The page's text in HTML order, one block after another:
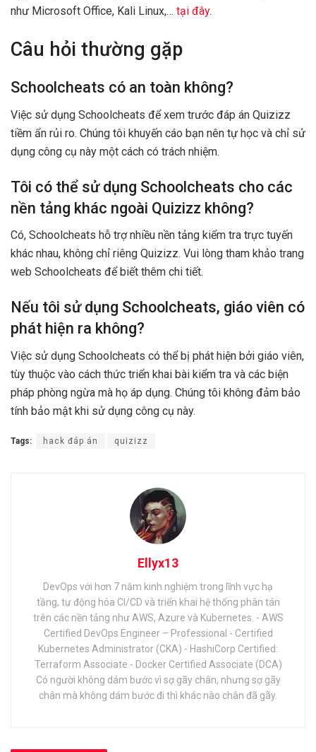
như Microsoft Office, Kali Linux,… tại đây.
Câu hỏi thường gặp
Schoolcheats có an toàn không?
Việc sử dụng Schoolcheats để xem trước đáp án Quizizz
tiềm ẩn rủi ro. Chúng tôi khuyến cáo bạn nên tự học và chỉ sử
dụng công cụ này một cách có trách nhiệm.
Tôi có thể sử dụng Schoolcheats cho các
nền tảng khác ngoài Quizizz không?
Có, Schoolcheats hỗ trợ nhiều nền tảng kiểm tra trực tuyến
khác nhau, không chỉ riêng Quizizz. Vui lòng tham khảo trang
web Schoolcheats để biết thêm chi tiết.
Nếu tôi sử dụng Schoolcheats, giáo viên có
phát hiện ra không?
Việc sử dụng Schoolcheats có thể bị phát hiện bởi giáo viên,
tùy thuộc vào cách thức triển khai bài kiểm tra và các biện
pháp phòng ngừa mà họ áp dụng. Chúng tôi không đảm bảo
tính bảo mật khi sử dụng công cụ này.
Tags: hack đáp án quizizz
Ellyx13
DevOps với hơn 7 năm kinh nghiệm trong lĩnh vực hạ
tầng, tự động hóa CI/CD và triển khai hệ thống phân tán
trên các nền tảng như AWS, Azure và Kubernetes. - AWS
Certified DevOps Engineer – Professional - Certified
Kubernetes Administrator (CKA) - HashiCorp Certified:
Terraform Associate - Docker Certified Associate (DCA)
Có người không dám bước vì sợ gãy chân, nhưng sợ gãy
chân mà không dám bước đi thì khác nào chân đã gãy.